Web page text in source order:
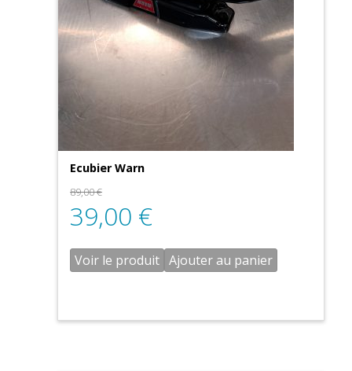
Ecubier Warn
89,00€
39,00 €
Voir le produit Ajouter au panier